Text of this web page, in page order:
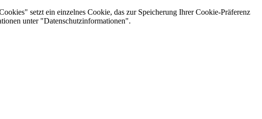
setzt ein einzelnes Cookie, das zur Speicherung Ihrer Cookie-Präferenz
unter "Datenschutzinformationen".